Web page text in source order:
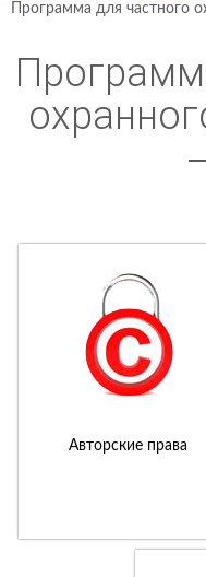
Программа для частного
Авторские права